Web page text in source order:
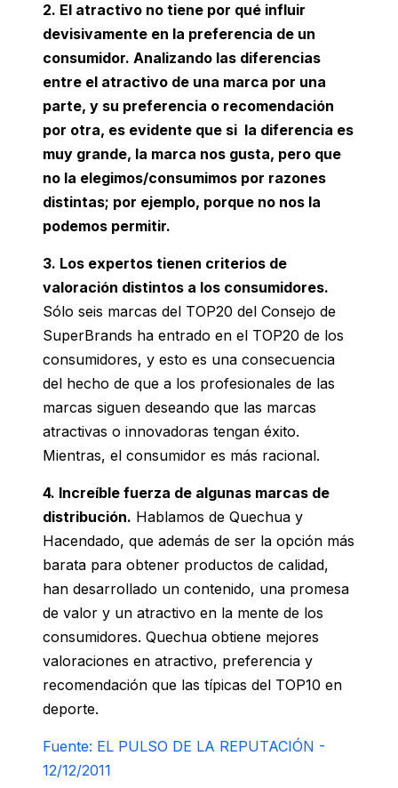
2. El atractivo no tiene por qué influir
devisivamente en la preferencia de un
consumidor. Analizando las diferencias
entre el atractivo de una marca por una
parte, y su preferencia o recomendación
por otra, es evidente que si la diferencia es
muy grande, la marca nos gusta, pero que
no la elegimos/consumimos por razones
distintas; por ejemplo, porque no nos la
podemos permitir.
3. Los expertos tienen criterios de
valoración distintos a los consumidores.
Sólo seis marcas del TOP20 del Consejo de
SuperBrands ha entrado en el TOP20 de los
consumidores, y esto es una consecuencia
del hecho de que a los profesionales de las
marcas siguen deseando que las marcas
atractivas o innovadoras tengan éxito.
Mientras, el consumidor es más racional.
4. Increíble fuerza de algunas marcas de
distribución. Hablamos de Quechua y
Hacendado, que además de ser la opción más
barata para obtener productos de calidad,
han desarrollado un contenido, una promesa
de valor y un atractivo en la mente de los
consumidores. Quechua obtiene mejores
valoraciones en atractivo, preferencia y
recomendación que las típicas del TOP10 en
deporte.
Fuente: EL PULSO DE LA REPUTACIÓN -
12/12/2011